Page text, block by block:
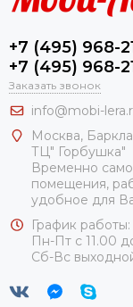
+7 (495) 968-
+7 (495) 968-
Заказать звонок
info@mobi-
Москва,
ТЦ" Горбушка"
Временно
помещения,
удобное для
График работы:
Пн-Пт с 11.00
Сб-Вс